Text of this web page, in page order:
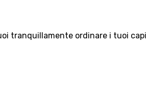
tranquillamente ordinare i tuoi